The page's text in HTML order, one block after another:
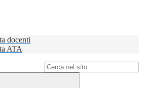
docenti
ATA